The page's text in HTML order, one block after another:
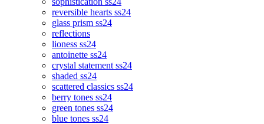
reversible hearts ss24
glass prism ss24
reflections
lioness ss24
antoinette ss24
crystal statement ss24
shaded ss24
scattered classics ss24
berry tones ss24
green tones ss24
blue tones ss24